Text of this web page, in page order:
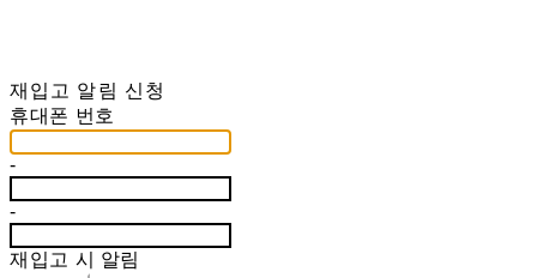
재입고 알림 신청
휴대폰 번호
-
-
재입고 시 알림